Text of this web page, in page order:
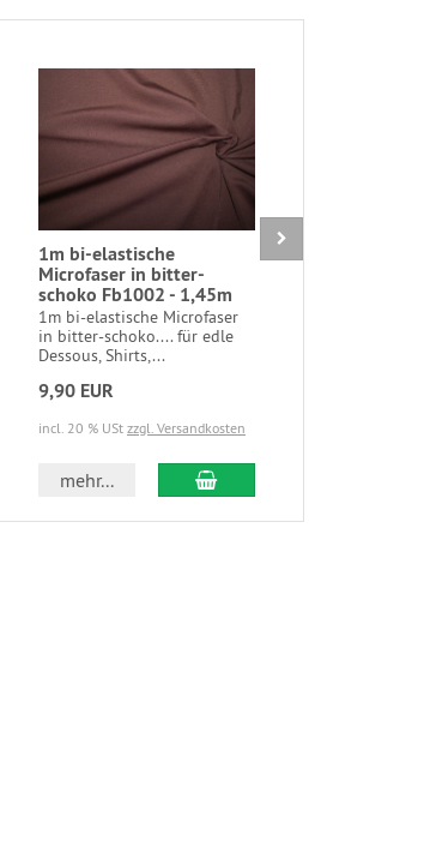
1m bi-elastische
Microfaser in bitter-
schoko Fb1002 - 1,45m
1m bi-elastische Microfaser
in bitter-schoko.... für edle
Dessous, Shirts,...
9,90 EUR
incl. 20 % USt zzgl. Versandkosten
mehr... In den Warenkorb